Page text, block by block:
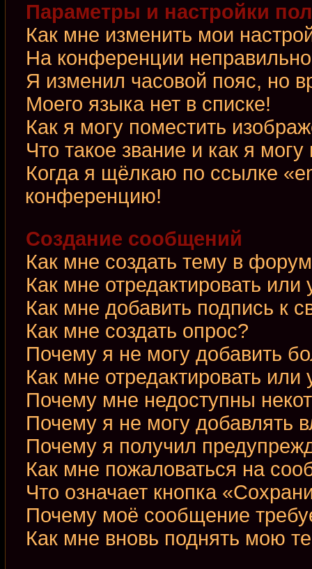
Параметры и настройки
Как мне изменить мои
На конференции
Я изменил часовой пояс, но
Моего языка нет в списке!
Как я могу поместить
Что такое звание и как я могу
Когда я щёлкаю по ссылке
конференцию!
Создание сообщений
Как мне создать тему в
Как мне отредактировать
Как мне добавить подпись к
Как мне создать опрос?
Почему я не могу добавить
Как мне отредактировать или
Почему мне недоступны
Почему я не могу добавлять
Почему я получил
Как мне пожаловаться на
Что означает кнопка
Почему моё сообщение
Как мне вновь поднять мою